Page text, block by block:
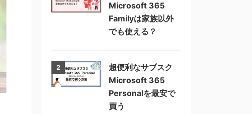
Microsoft 365
Familyは家族以外
でも使える？
2
超便利なサブスク
Microsoft 365
Personalを最安で
買う